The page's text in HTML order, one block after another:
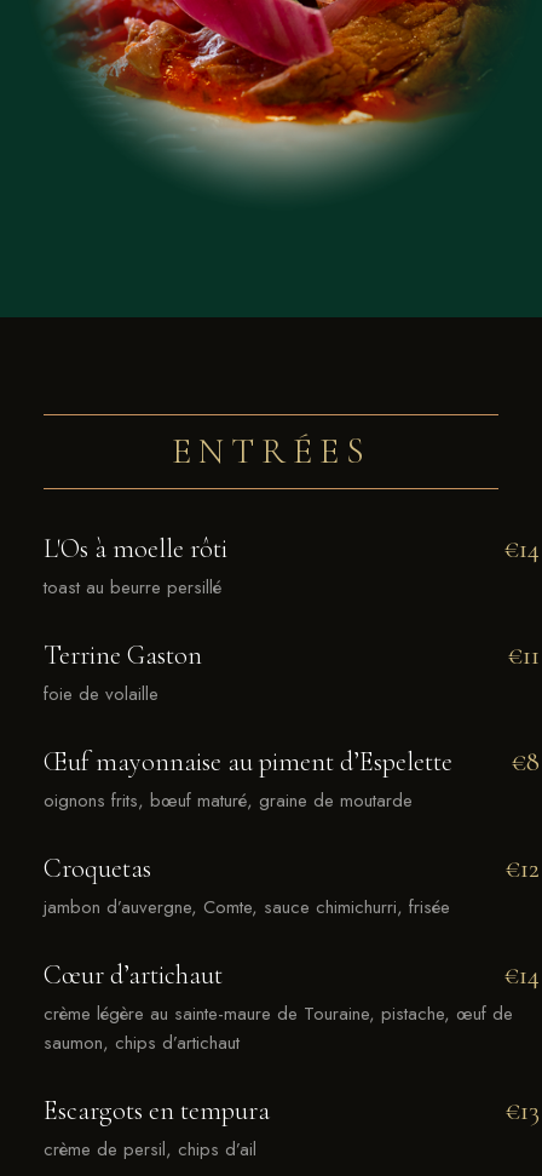
ENTRÉES
L'Os à moelle rôti €14
toast au beurre persillé
Terrine Gaston €11
foie de volaille
Œuf mayonnaise au piment d’Espelette €8
oignons frits, bœuf maturé, graine de moutarde
Croquetas €12
jambon d’auvergne, Comte, sauce chimichurri, frisée
Cœur d’artichaut €14
crème légère au sainte-maure de Touraine, pistache, œuf de
saumon, chips d’artichaut
Escargots en tempura €13
crème de persil, chips d’ail